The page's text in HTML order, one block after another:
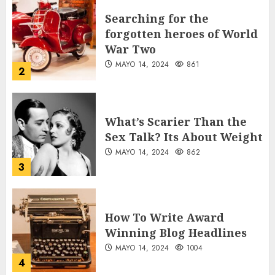
2
Searching for the
forgotten heroes of World
War Two
MAYO 14, 2024 861
3
What’s Scarier Than the
Sex Talk? Its About Weight
MAYO 14, 2024 862
4
How To Write Award
Winning Blog Headlines
MAYO 14, 2024 1004